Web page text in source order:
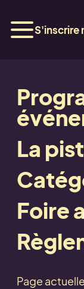
S'inscrire
La
Foire
Page actuelle
Hôtels